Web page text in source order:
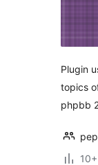
Plugin
topics
phpbb